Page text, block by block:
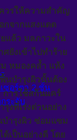
ซอร์ตา 2 ชั้น
ระจับ
ให้ความสำคัญ
กจากแสงแดด
แล้ว มลภาวะใน
ยังเข้าไปทำร้าย
หมองคล้ำ แห้ง
นบำรุงผิวนั้นต้อง
การใช้สกินแคร์
รุงที่เร่งด่วนอย่าง
บำรุงผิว ซ่อมแซม
เป็นอย่างดี โดย